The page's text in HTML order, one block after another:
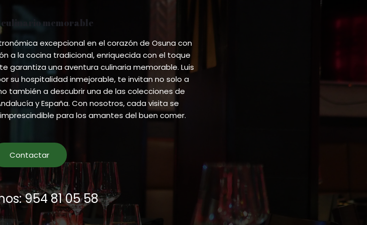
culinario memorable
excepcional en el corazón de Osuna con
a la cocina tradicional, enriquecida con el toque
garantiza una aventura culinaria memorable. Luis
su hospitalidad inmejorable, te invitan no solo a
también a descubrir una de las colecciones de
y España. Con nosotros, cada visita se
para los amantes del buen comer.
Contactar
954 81 05 58